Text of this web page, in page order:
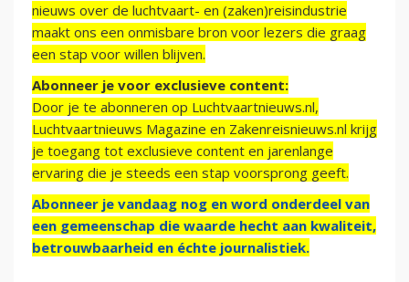
nieuws over de luchtvaart- en (zaken)reisindustrie
maakt ons een onmisbare bron voor lezers die graag
een stap voor willen blijven.
Abonneer je voor exclusieve content:
Door je te abonneren op Luchtvaartnieuws.nl,
Luchtvaartnieuws Magazine en Zakenreisnieuws.nl krijg
je toegang tot exclusieve content en jarenlange
ervaring die je steeds een stap voorsprong geeft.
Abonneer je vandaag nog en word onderdeel van
een gemeenschap die waarde hecht aan kwaliteit,
betrouwbaarheid en échte journalistiek.